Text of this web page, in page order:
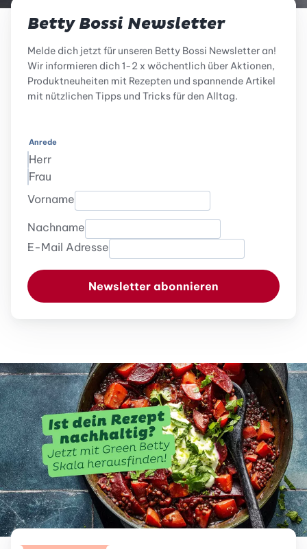
Betty Bossi Newsletter
Melde dich jetzt für unseren Betty Bossi Newsletter an!
Wir informieren dich 1-2 x wöchentlich über Aktionen,
Produktneuheiten mit Rezepten und spannende Artikel
mit nützlichen Tipps und Tricks für den Alltag.
Anrede
Herr
Frau
Vorname
Nachname
E-Mail Adresse
Newsletter abonnieren